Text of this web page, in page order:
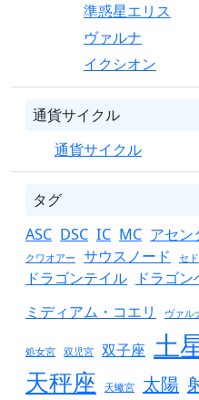
準惑星エリス
ヴァルナ
イクシオン
通貨サイクル
通貨サイクル
タグ
ASC DSC IC MC アセン
クワオアー サウスノード セ
ドラゴンテイル
ドラゴン
ミディアム・コエリ
ヴァル
処女宮 双児宮 双子座 土
天秤座 天蠍宮 太陽